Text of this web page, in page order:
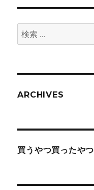
検
索:
ARCHIVES
買うやつ買ったやつ